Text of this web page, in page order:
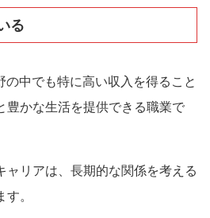
る
の中でも特に高い収入を得ること
豊かな生活を提供できる職業で
ャリアは、長期的な関係を考える
。